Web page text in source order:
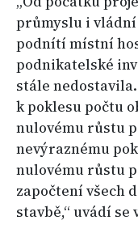
průmyslu i
podnítí místní
podnikatelské
stále
k poklesu počtu
nulovému růstu
nevýraznému
nulovému růstu
započtení všech
stavbě,“ uvádí se